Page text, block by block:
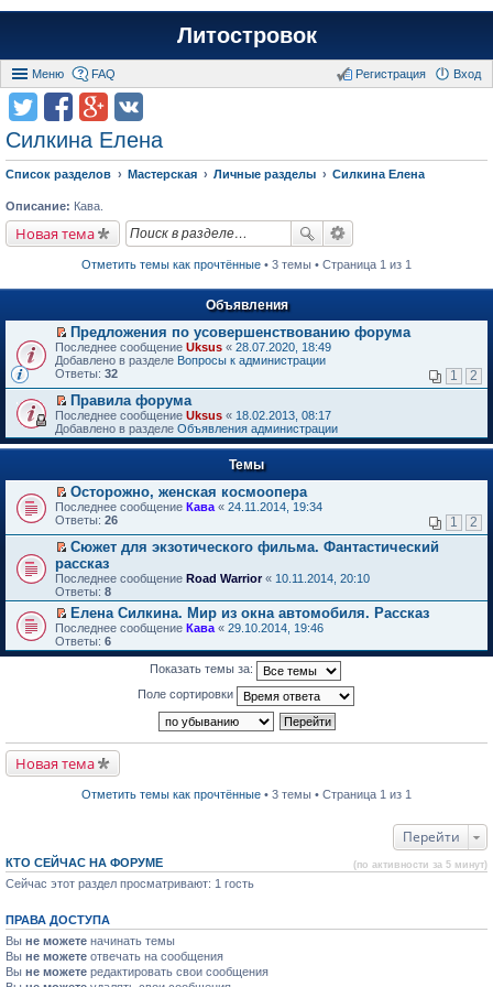
Литостровок
Меню FAQ Вход
Регистрация
Силкина Елена
Список разделов Мастерская Личные разделы Силкина Елена
Описание: Кава.
Новая тема
Отметить темы как прочтённые • 3 темы • Страница 1 из 1
Объявления
П
е
р
й
т
и
к
п
в
о
м
у
н
е
п
р
о
ч
и
т
а
н
о
о
б
щ
Предложения по усовершенствованию форума
Последнее сообщение Uksus « 28.07.2020, 18:49
Добавлено в разделе Вопросы к администрации
Ответы: 32 1 2
П
е
р
е
т
и
к
п
р
о
м
у
н
е
п
р
н
о
м
е
н
и
Правила форума
Последнее сообщение Uksus « 18.02.2013, 08:17
Добавлено в разделе Объявления администрации
Темы
П
е
е
й
т
и
к
п
е
р
в
р
о
ч
и
м
у
с
о
б
щ
е
и
Осторожно, женская космоопера
Последнее сообщение Кава « 24.11.2014, 19:34
Ответы: 26 1 2
П
е
р
е
й
т
и
к
у
е
а
н
н
м
у
с
о
о
Сюжет для экзотического фильма. Фантастический
рассказ
Последнее сообщение Road Warrior« 10.11.2014, 20:10
Ответы: 8
П
е
р
е
в
р
о
ч
т
а
н
н
о
Елена Силкина. Мир из окна автомобиля. Рассказ
Последнее сообщение Кава « 29.10.2014, 19:46
Ответы: 6
Показать темы за:
Поле сортировки
Новая тема
Отметить темы как прочтённые • 3 темы • Страница 1 из 1
Перейти
КТО СЕЙЧАС НА ФОРУМЕ (по активности за 5 минут)
Сейчас этот раздел просматривают: 1 гость
ПРАВА ДОСТУПА
Вы не можете начинать темы
Вы не можете отвечать на сообщения
Вы не можете редактировать свои сообщения